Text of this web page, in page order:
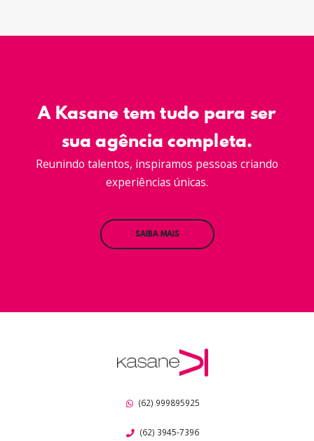
A Kasane tem tudo para ser
sua agência completa.
Reunindo talentos, inspiramos pessoas criando
experiências únicas.
SAIBA MAIS
(62) 999895925
(62) 3945-7396